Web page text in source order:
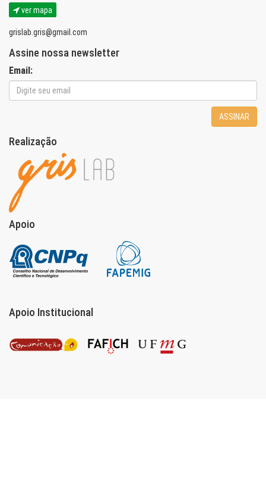
ver mapa
grislab.gris@gmail.com
Assine nossa newsletter
Email:
ASSINAR
Realização
Apoio
Apoio Institucional